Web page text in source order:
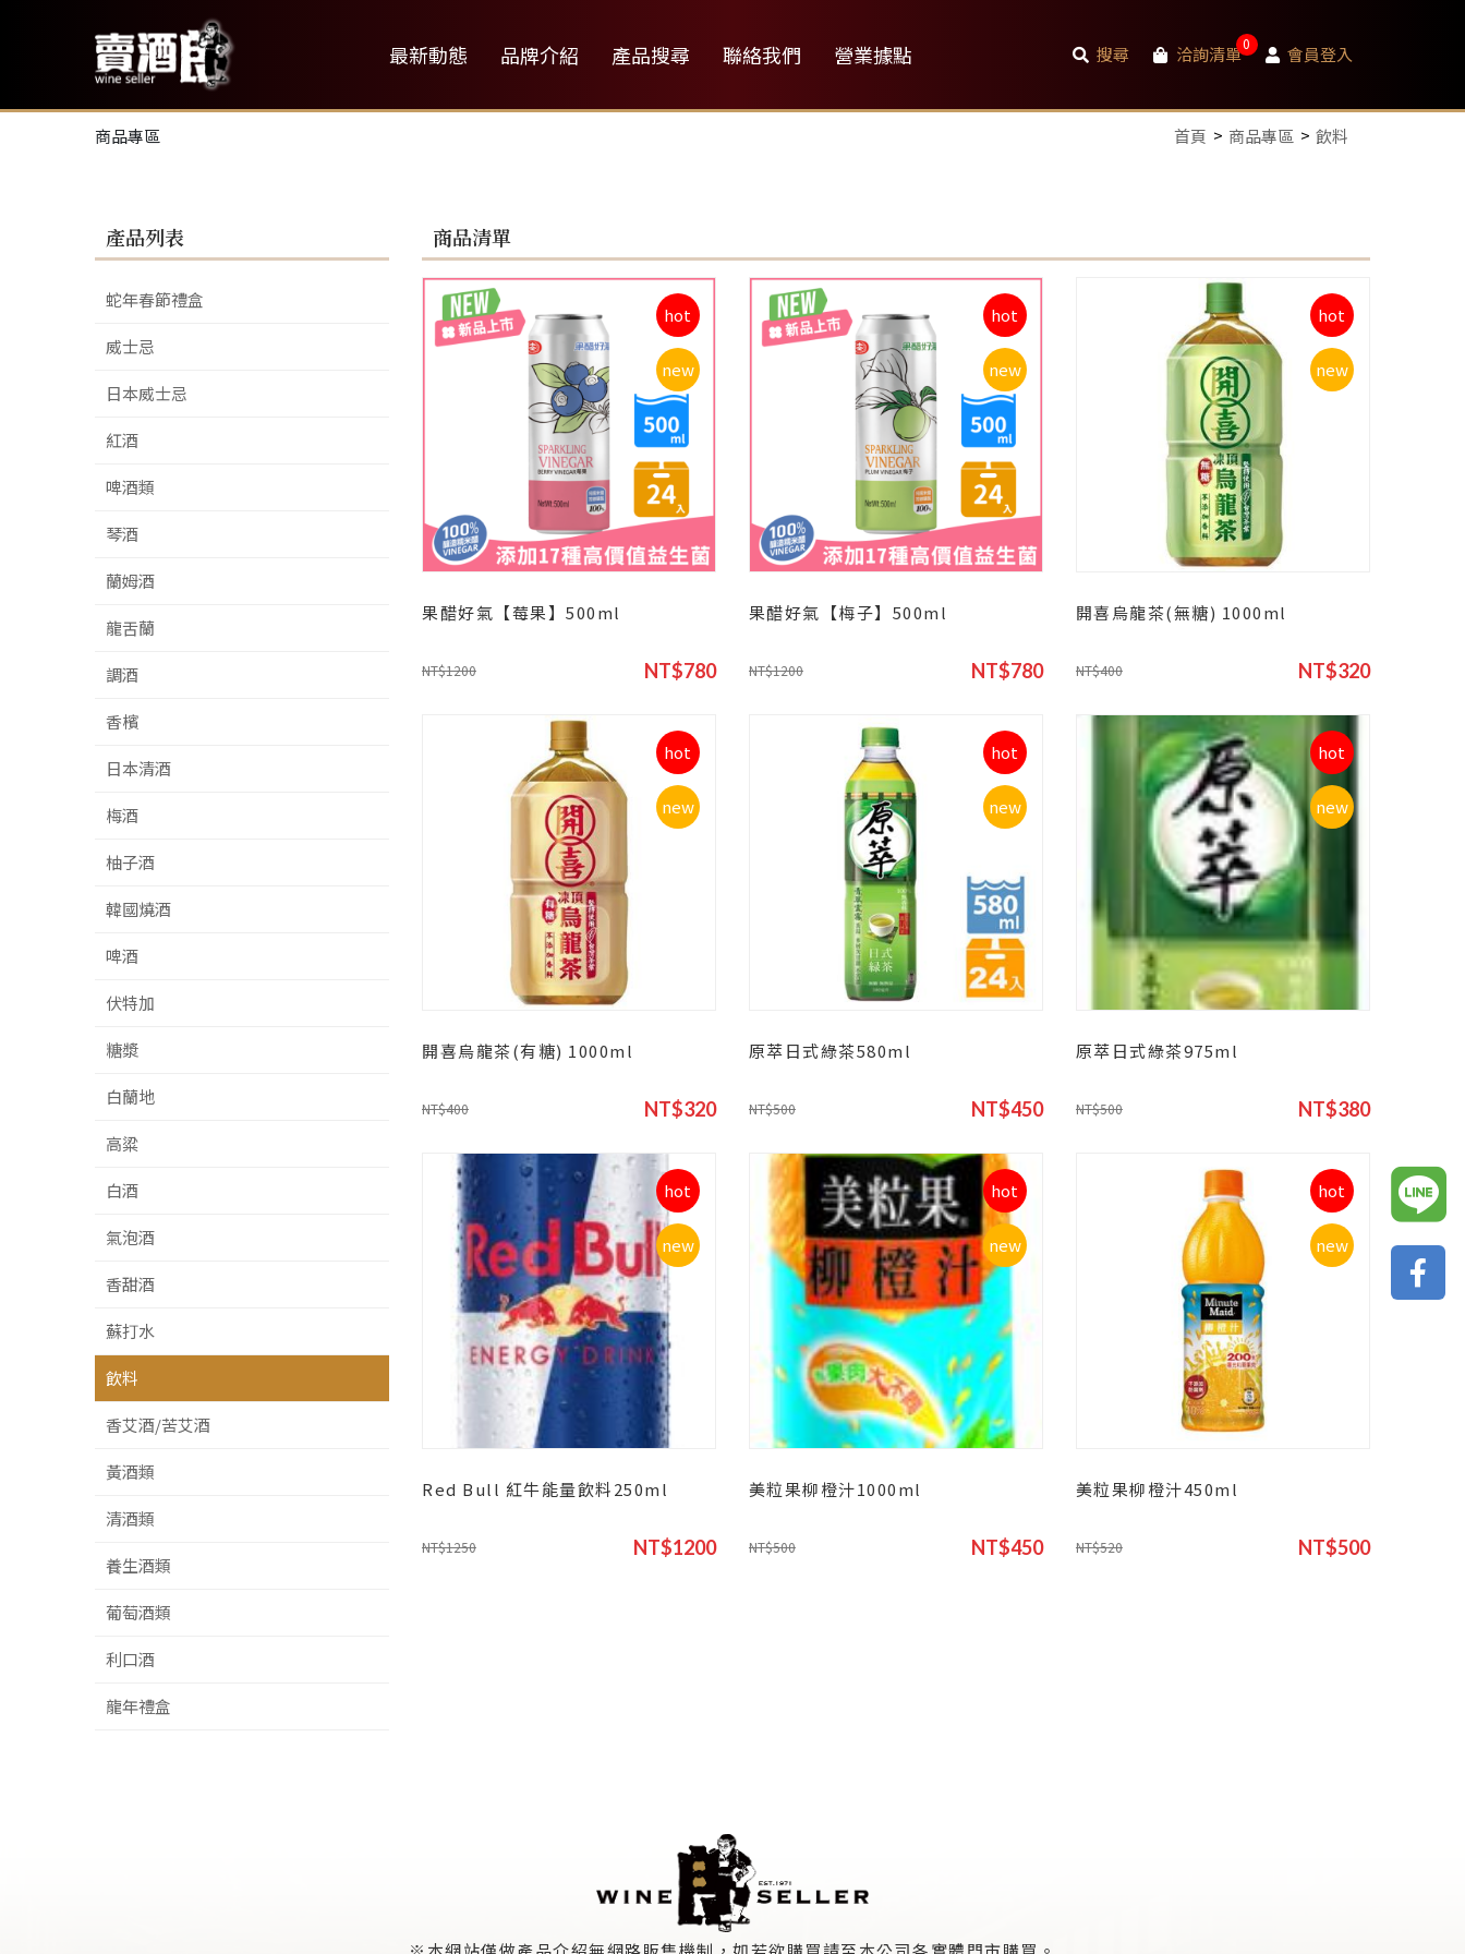
最新動態 品牌介紹 產品搜尋 聯絡我們 營業據點 搜尋 洽詢清單0 會員登入
商品專區 首頁 商品專區 飲料
產品列表
蛇年春節禮盒
威士忌
日本威士忌
紅酒
啤酒類
琴酒
蘭姆酒
龍舌蘭
調酒
香檳
日本清酒
梅酒
柚子酒
韓國燒酒
啤酒
伏特加
糖漿
白蘭地
高粱
白酒
氣泡酒
香甜酒
蘇打水
飲料
香艾酒/苦艾酒
黃酒類
清酒類
養生酒類
葡萄酒類
利口酒
龍年禮盒
商品清單
hot
new
果醋好氣【莓果】500ml
NT$1200 NT$780
hot
new
果醋好氣【梅子】500ml
NT$1200 NT$780
hot
new
開喜烏龍茶(無糖) 1000ml
NT$400 NT$320
hot
new
開喜烏龍茶(有糖) 1000ml
NT$400 NT$320
hot
new
原萃日式綠茶580ml
NT$500 NT$450
hot
new
原萃日式綠茶975ml
NT$500 NT$380
hot
new
Red Bull 紅牛能量飲料250ml
NT$1250 NT$1200
hot
new
美粒果柳橙汁1000ml
NT$500 NT$450
hot
new
美粒果柳橙汁450ml
NT$520 NT$500